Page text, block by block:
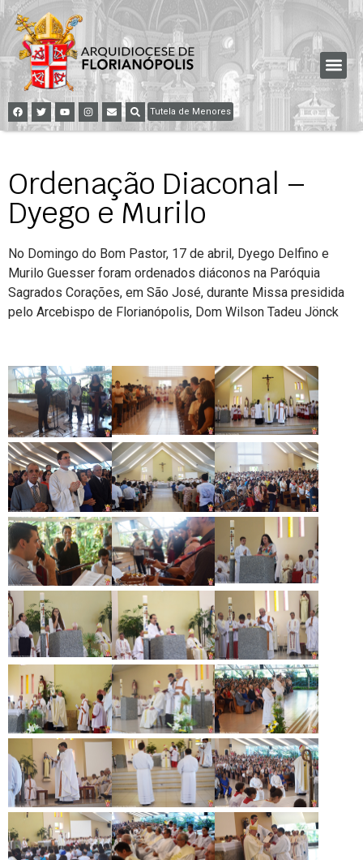
Tutela de Menores
Ordenação Diaconal –
Dyego e Murilo
No Domingo do Bom Pastor, 17 de abril, Dyego Delfino e
Murilo Guesser foram ordenados diáconos na Paróquia
Sagrados Corações, em São José, durante Missa presidida
pelo Arcebispo de Florianópolis, Dom Wilson Tadeu Jönck